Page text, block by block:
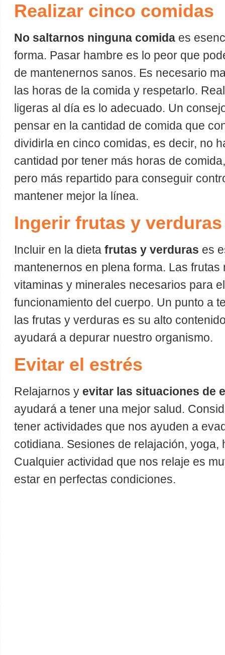
Realizar cinco comidas
No saltarnos ninguna comida es
forma. Pasar hambre es lo peor que
de mantenernos sanos. Es necesario
las horas de la comida y respetarlo.
ligeras al día es lo adecuado. Un
pensar en la cantidad de comida que
dividirla en cinco comidas, es decir, no
cantidad por tener más horas de
pero más repartido para conseguir
mantener mejor la línea.
Ingerir frutas y verduras
Incluir en la dieta frutas y verduras es
mantenernos en plena forma. Las frutas
vitaminas y minerales necesarios para
funcionamiento del cuerpo. Un punto a
las frutas y verduras es su alto
ayudará a depurar nuestro organismo.
Evitar el estrés
Relajarnos y evitar las situaciones de
ayudará a tener una mejor salud.
tener actividades que nos ayuden a
cotidiana. Sesiones de relajación,
Cualquier actividad que nos relaje es
estar en perfectas condiciones.